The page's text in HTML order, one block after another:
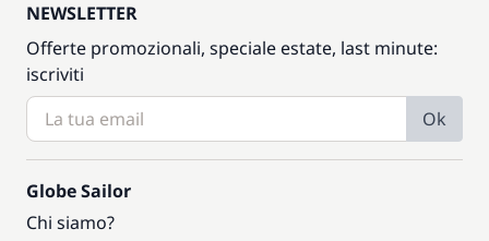
NEWSLETTER
Offerte promozionali, speciale estate, last minute:
iscriviti
Ok
Globe Sailor
Chi siamo?